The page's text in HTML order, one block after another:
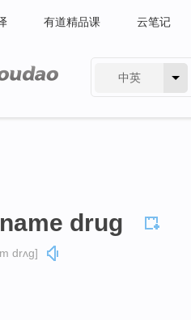
有道精品课 云笔记
中英
drug
drʌɡ]